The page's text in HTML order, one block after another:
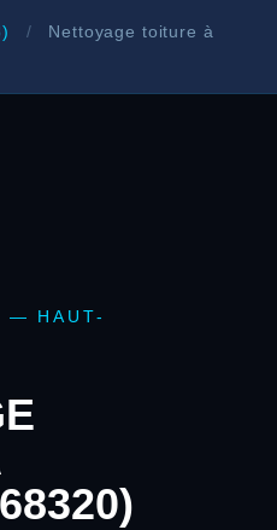
/
Nettoyage toiture à
— HAUT-